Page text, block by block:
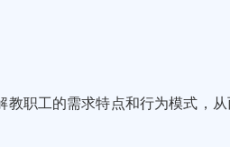
职工的需求特点和行为模式，